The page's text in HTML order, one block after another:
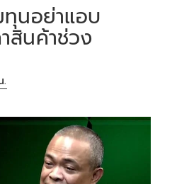
นอย่าแอบ
สินค้าช่วง
.